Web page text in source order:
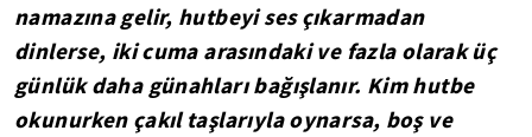
namazına gelir, hutbeyi ses çıkarmadan
dinlerse, iki cuma arasındaki ve fazla olarak üç
günlük daha günahları bağışlanır. Kim hutbe
okunurken çakıl taşlarıyla oynarsa, boş ve